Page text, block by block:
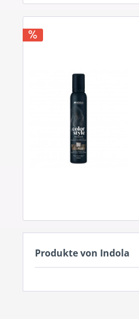
Produkte von Indola